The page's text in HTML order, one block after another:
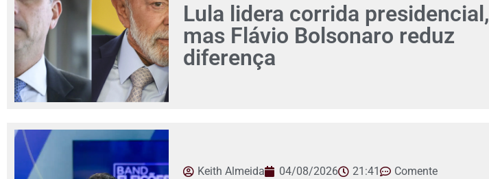
Lula lidera corrida presidencial,
mas Flávio Bolsonaro reduz
diferença
Keith Almeida 04/08/2026 21:41 Comente